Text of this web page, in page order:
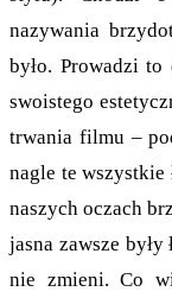
nazywania
było. Prowadzi
swoistego
trwania filmu –
nagle te wszystkie
naszych oczach
jasna zawsze
nie zmieni. Co